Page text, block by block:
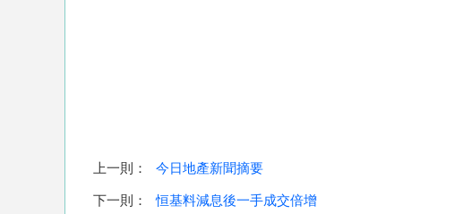
上一則： 今日地產新聞摘要
下一則： 恒基料減息後一手成交倍增